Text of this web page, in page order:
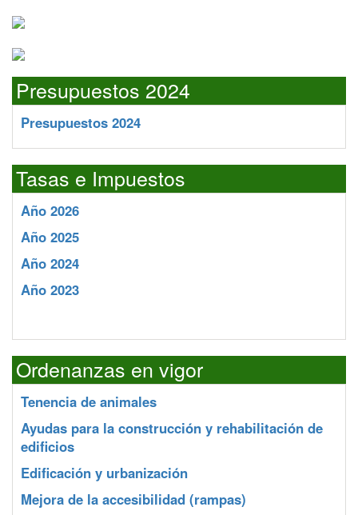
Presupuestos 2024
Presupuestos 2024
Tasas e Impuestos
Año 2026
Año 2025
Año 2024
Año 2023
Ordenanzas en vigor
Tenencia de animales
Ayudas para la construcción y rehabilitación de
edificios
Edificación y urbanización
Mejora de la accesibilidad (rampas)